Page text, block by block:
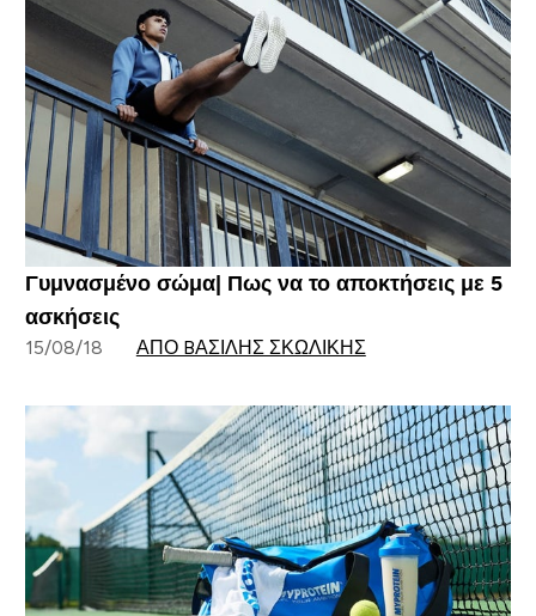
Γυμνασμένο σώμα| Πως να το αποκτήσεις με 5
ασκήσεις
15/08/18 ΑΠΌ BΑΣΊΛΗΣ ΣΚΩΛΊΚΗΣ